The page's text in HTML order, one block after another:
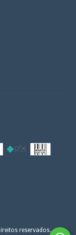
reservados.